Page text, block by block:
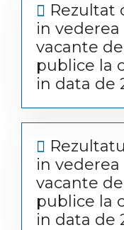
Rezultat
in
vacante
publice la
in data de
in
vacante
publice la
in data de